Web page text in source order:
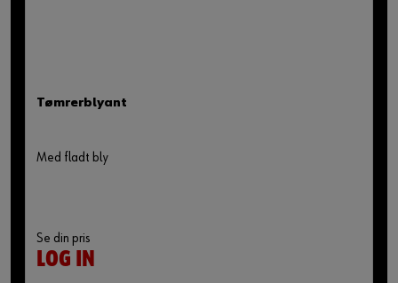
Tømrerblyant
Med fladt bly
Se din pris
LOG IN